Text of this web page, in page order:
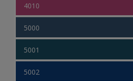
4010
5000
5001
5002